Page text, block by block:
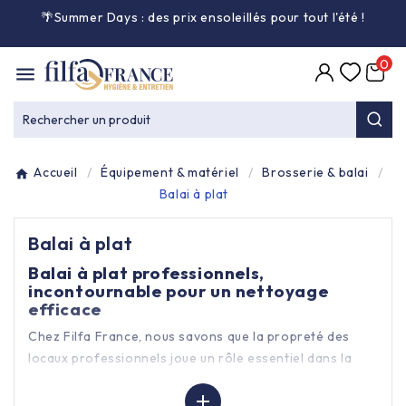
🌴Summer Days : des prix ensoleillés pour tout l'été!

Entretien général
Équipement & matériel 
Collecte des déchets
Produit ouate
Produit d'accueil 
Hygiène mains 
Rechercher un produit
0
Accueil Équipement & matériel
Brosserie & balai
Balai à plat
Balai à plat
Balai à plat professionnels,
incontournable pour un nettoyage
efficace
Chez Filfa France, nous savons que la propreté des
locaux professionnels joue un rôle essentiel dans la
sécurité, le bien-être et le confort des occupants. Un
nettoyage efficace ne protège pas seulement la santé
